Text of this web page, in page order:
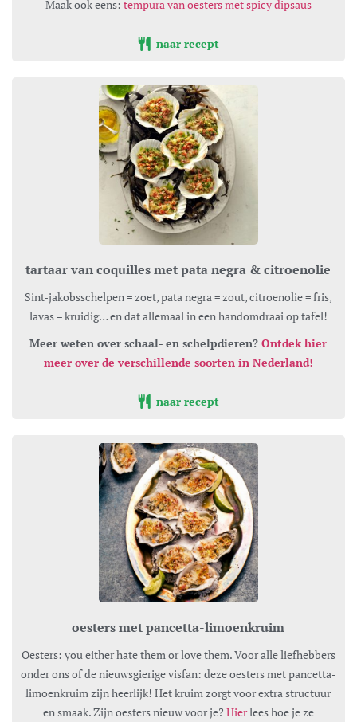
Maak ook eens: tempura van oesters met spicy dipsaus
naar recept
tartaar van coquilles met pata negra & citroenolie
Sint-jakobsschelpen = zoet, pata negra = zout, citroenolie = fris,
lavas = kruidig… en dat allemaal in een handomdraai op tafel!
Meer weten over schaal- en schelpdieren? Ontdek hier
meer over de verschillende soorten in Nederland!
naar recept
oesters met pancetta-limoenkruim
Oesters: you either hate them or love them. Voor alle liefhebbers
onder ons of de nieuwsgierige visfan: deze oesters met pancetta-
limoenkruim zijn heerlijk! Het kruim zorgt voor extra structuur
en smaak. Zijn oesters nieuw voor je? Hierlees hoe je ze